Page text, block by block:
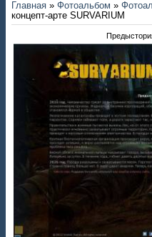
Главная » Фотоальбом »
концепт-арте SURVARIUM